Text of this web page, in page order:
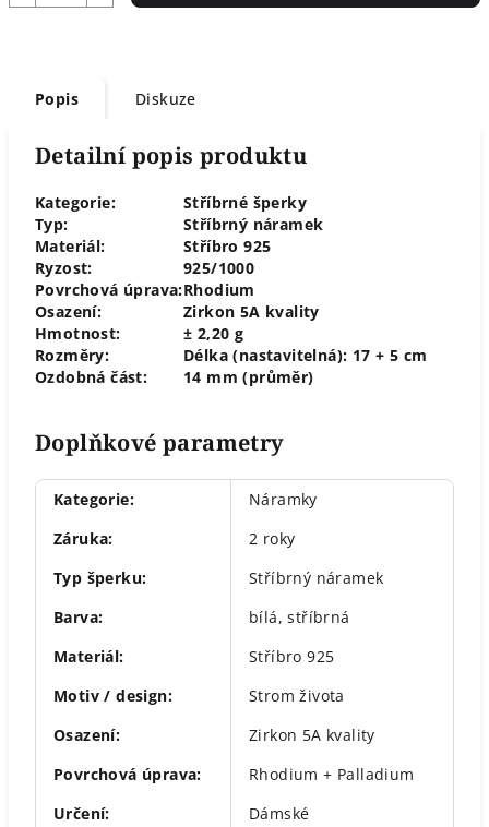
Popis Diskuze
Detailní popis produktu
Kategorie:
Stříbrné šperky
Typ:
Stříbrný náramek
Materiál:
Stříbro 925
Ryzost:
925/1000
Povrchová úprava:Rhodium
Osazení:
Zirkon 5A kvality
Hmotnost:
± 2,20 g
Rozměry:
Délka (nastavitelná): 17 + 5 cm
Ozdobná část:
14 mm (průměr)
Doplňkové parametry
Kategorie:
Náramky
Záruka:
2 roky
Typ šperku:
Stříbrný náramek
Barva: bílá,stříbrná
Materiál:
Stříbro 925
Motiv / design:
Strom života
Osazení:
Zirkon 5A kvality
Povrchová úprava:
Rhodium + Palladium
Určení:
Dámské